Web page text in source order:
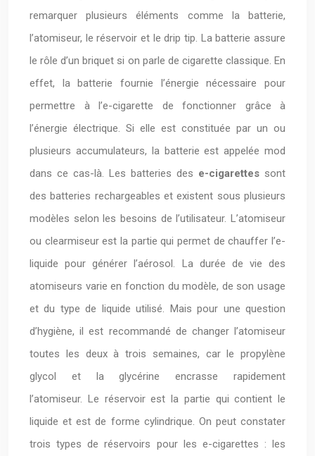
remarquer plusieurs éléments comme la batterie,
l’atomiseur, le réservoir et le drip tip. La batterie assure
le rôle d’un briquet si on parle de cigarette classique. En
effet, la batterie fournie l’énergie nécessaire pour
permettre à l’e-cigarette de fonctionner grâce à
l’énergie électrique. Si elle est constituée par un ou
plusieurs accumulateurs, la batterie est appelée mod
dans ce cas-là. Les batteries des e-cigarettes sont
des batteries rechargeables et existent sous plusieurs
modèles selon les besoins de l’utilisateur. L’atomiseur
ou clearmiseur est la partie qui permet de chauffer l’e-
liquide pour générer l’aérosol. La durée de vie des
atomiseurs varie en fonction du modèle, de son usage
et du type de liquide utilisé. Mais pour une question
d’hygiène, il est recommandé de changer l’atomiseur
toutes les deux à trois semaines, car le propylène
glycol et la glycérine encrasse rapidement
l’atomiseur. Le réservoir est la partie qui contient le
liquide et est de forme cylindrique. On peut constater
trois types de réservoirs pour les e-cigarettes : les